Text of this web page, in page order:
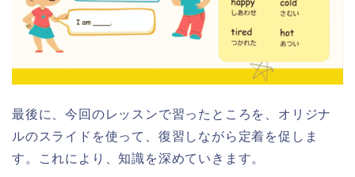
最後に、今回のレッスンで習ったところを、オリジナ
ルのスライドを使って、復習しながら定着を促しま
す。これにより、知識を深めていきます。